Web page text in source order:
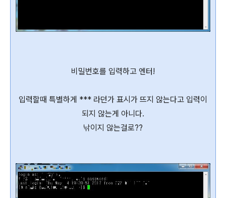
비밀번호를 입력하고 엔터!
입력할때 특별하게 *** 라던가 표시가 뜨지 않는다고 입력이
되지 않는게 아니다.
낚이지 않는걸로??